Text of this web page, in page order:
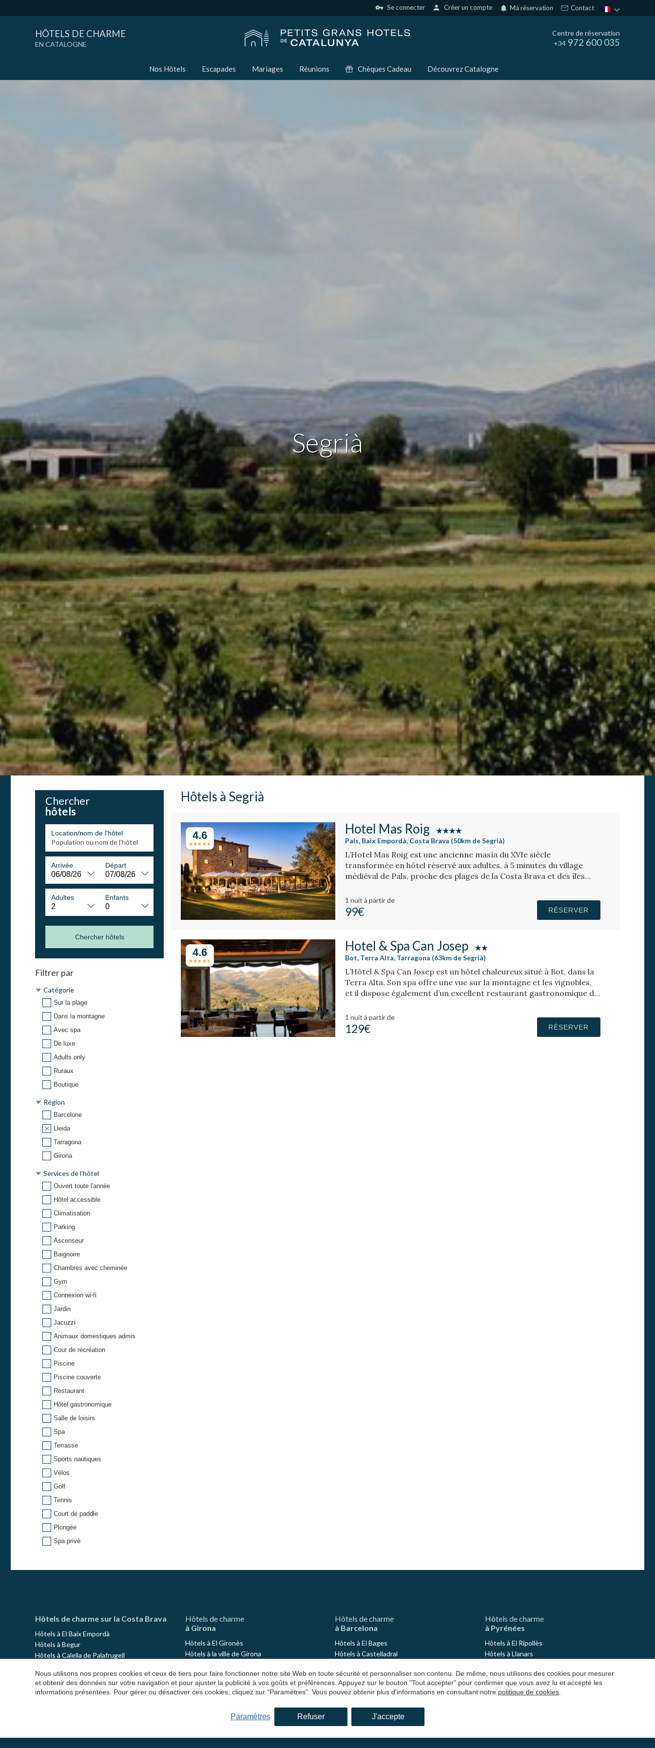
vpn_key Se connecter person Créer un compte notifications Má réservation Contact
HÔTELS DE CHARME
EN CATALOGNE
Centre de réservation
+34 972 600 035
Nos Hôtels Escapades Mariages Réunions Chèques Cadeau Découvrez Catalogne
Segrià
Chercher
hôtels
Location/nom de l'hôtel
Arrivée Départ
Adultes Enfants
Chercher hôtels
Filtrer par
Catégorie
Sur la plage
Dans la montagne
Avec spa
De luxe
Adults only
Ruraux
Boutique
Région
Barcelone
Lleida
Tarragona
Girona
Services de l’hôtel
Ouvert toute l'année
Hôtel accessible
Climatisation
Parking
Ascenseur
Baignoire
Chambres avec cheminée
Gym
Connexion wi-fi
Jardin
Jacuzzi
Animaux domestiques admis
Cour de récréation
Piscine
Piscine couverte
Restaurant
Hôtel gastronomique
Salle de loisirs
Spa
Terrasse
Sports nautiques
Vélos
Golf
Tennis
Court de paddle
Plongée
Spa privé
Hôtels à Segrià
4.6 Hotel Mas Roig
Pals, Baix Empordà, Costa Brava (50km de Segrià)
L’Hotel Mas Roig est une ancienne masía du XVIe siècle
transformée en hôtel réservé aux adultes, à 5 minutes du village
médiéval de Pals, proche des plages de la Costa Brava et des îles
1 nuit à partir de
99€ RÉSERVER
4.6 Hotel & Spa Can Josep
Bot, Terra Alta, Tarragona (63km de Segrià)
L’Hôtel & Spa Can Josep est un hôtel chaleureux situé à Bot, dans la
Terra Alta. Son spa offre une vue sur la montagne et les vignobles,
et il dispose également d’un excellent restaurant gastronomique de
1 nuit à partir de
129€ RÉSERVER
Hôtels de charme sur la Costa Brava
Hôtels à El Baix Empordà
Hôtels à Begur
Hôtels à Calella de Palafrugell
Hôtels à Platja d'Aro
Hôtels à Palamós
Hôtels à S'Agaró
Hôtels de charme
à Girona
Hôtels à El Gironès
Hôtels à la ville de Girona
Hôtels à Cantallops
Hôtels à Madremanya
Hôtels à Maçanet de Cabrenys
Hôtels à Lloret de Mar
Hôtels à San Julián de Ramis
Hôtels de charme
à Barcelona
Hôtels à El Bages
Hôtels à Castelladral
Hôtels à El Barcelonès
Hôtels à El Maresme
Hôtels à Arenys de Mar
Hôtels à Osona
Hôtels à Sant Julià de Vilatorta
Hôtels à El Vallés Occidental
Hôtels à Valldoreix
Hôtels de charme
à Pyrénées
Hôtels à El Ripollès
Hôtels à Llanars
Hôtels à Ribes de Freser
Hôtels à Setcases
Hôtels à Sant Joan de les Abadesses
Hôtels à Sant Llorenç de Morunys
Nous utilisons nos propres cookies et ceux de tiers pour faire fonctionner notre site Web en toute sécurité et personnaliser son contenu. De même, nous utilisons des cookies pour mesurer
et obtenir des données sur votre navigation et pour ajuster la publicité à vos goûts et préférences. Appuyez sur le bouton "Tout accepter" pour confirmer que vous avez lu et accepté les
informations présentées. Pour gérer ou désactiver ces cookies, cliquez sur "Paramètres". Vous pouvez obtenir plus d'informations en consultant notre politique de cookies
Paramètres Refuser J'accepte
Ils permettent le suivi et l'analyse du comportement des utilisateurs de ce site. Les
Web pour l'élaboration des profils de navigation des utilisateurs afin d'introduire des
améliorations basées sur l'analyse des données d'utilisation effectuée par les
utilisateurs du service. . Ils nous permettent de sauvegarder les informations de
préférence de l'utilisateur pour améliorer la qualité de nos services et offrir une
meilleure expérience grâce aux produits recommandés.
Marketing et Publicité
Ces cookies sont utilisés pour stocker des informations sur les préférences et les choix
personnels de l'utilisateur grâce à l'observation continue de ses habitudes de
navigation. Grâce à eux, nous pouvons connaître les habitudes de navigation sur le
site Web et afficher des publicités liées au profil de navigation de l'utilisateur.
Enregistrer les paramètres Tout accepter